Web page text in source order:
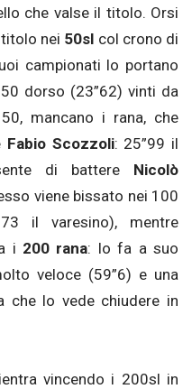
che valse il titolo. Orsi
nei 50sl col crono di
campionati lo portano
dorso (23”62) vinti da
mancano i rana, che
Fabio Scozzoli: 25”99 il
di battere Nicolò
viene bissato nei 100
il varesino), mentre
i 200 rana: lo fa a suo
veloce (59”6) e una
che lo vede chiudere in
vincendo i 200sl in